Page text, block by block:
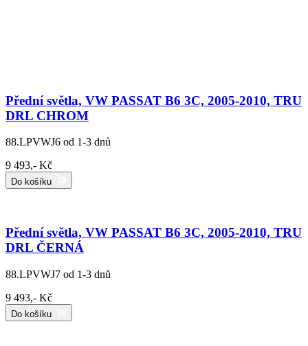
Přední světla, VW PASSAT B6 3C, 2005-2010, TRU
DRL CHROM
88.LPVWJ6 od 1-3 dnů
9 493,- Kč
Do košíku
Přední světla, VW PASSAT B6 3C, 2005-2010, TRU
DRL ČERNÁ
88.LPVWJ7 od 1-3 dnů
9 493,- Kč
Do košíku